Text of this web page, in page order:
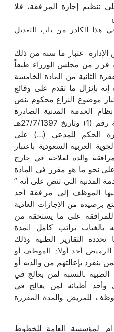
تنظيم إجازة المرافقة، فلا
هذا الكادر من باب التعديل
الإدارة اعتبار ما سنه من ذلك
قرار من مجلس الوزراء طبقاً
الثانية من المادة الخامسة
بإنزال ما تقدم على وقائع
موضوع النزاع محكوم بنص
لوائح نظام الخدمة المدنية الصادرة
بقرار مجلس الخدمة المدنية رقم (1) وتاريخ 27/7/1397هـ
الحكم للمدعي (…) على
العربية السعودية باعتبار
والده لعلاجه في خارج
نحو ما هو مقرر في المادة
المدنية التي تنص على أنه ”
الموظف إلى مرافقة أحد
برصيده من الإجازات العادية
للمرافقة على ما يستحقه من
بالغياب براتب كامل المدة
التقارير الطبية وذلك
الرميض أحد أولاد الموظف أو
ينفرد بإعالتهم من والديه أو
بالنسبة لمن يعالج في
وأحد أطبائه لمن يعالج في
للمريض والمدة المقررة
المؤسسة العامة للخطوط